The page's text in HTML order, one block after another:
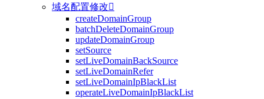
域名配置修改
createDomainGroup
batchDeleteDomainGroup
updateDomainGroup
setSource
setLiveDomainBackSource
setLiveDomainRefer
setLiveDomainIpBlackList
operateLiveDomainIpBlackList